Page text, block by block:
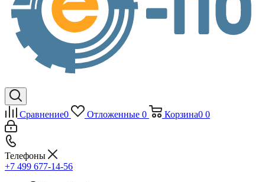
Сравнение0 Отложенные 0 Корзина0 0
Телефоны
+7 499 677-14-56